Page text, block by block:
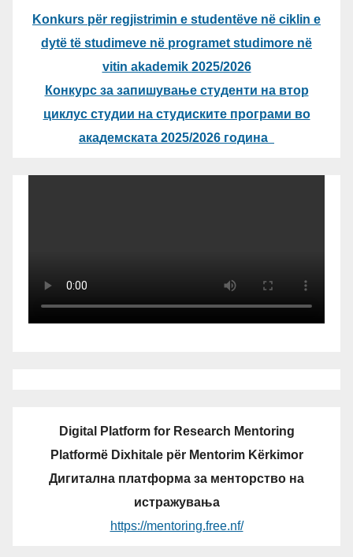
Konkurs për regjistrimin e studentëve në ciklin e
dytë të studimeve në programet studimore në
vitin akademik 2025/2026
Конкурс за запишување студенти на втор
циклус студии на студиските програми во
академската 2025/2026 година
Digital Platform for Research Mentoring
Platformë Dixhitale për Mentorim Kërkimor
Дигитална платформа за менторство на
истражувања
https://mentoring.free.nf/